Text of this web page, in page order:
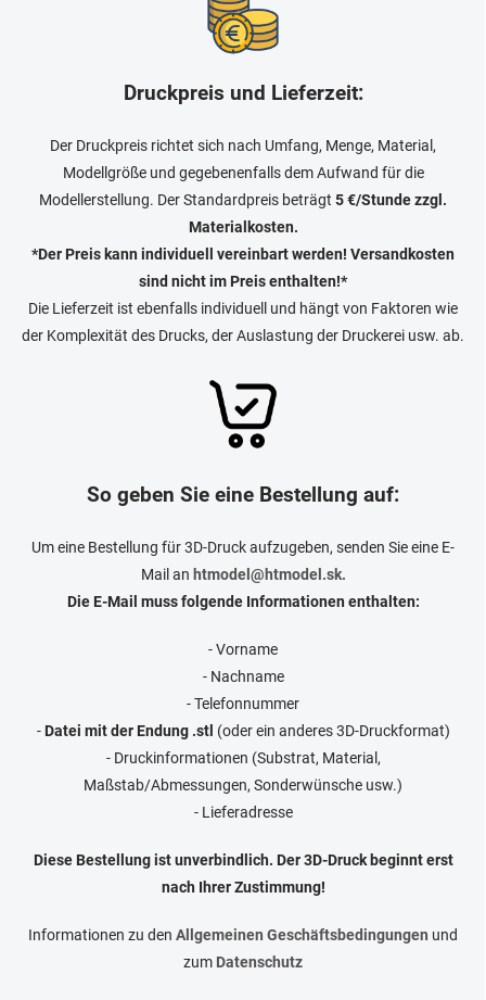
Druckpreis und Lieferzeit:
Der Druckpreis richtet sich nach Umfang, Menge, Material,
Modellgröße und gegebenenfalls dem Aufwand für die
Modellerstellung. Der Standardpreis beträgt 5 €/Stunde zzgl.
Materialkosten.
*Der Preis kann individuell vereinbart werden! Versandkosten
sind nicht im Preis enthalten!*
Die Lieferzeit ist ebenfalls individuell und hängt von Faktoren wie
der Komplexität des Drucks, der Auslastung der Druckerei usw. ab.
So geben Sie eine Bestellung auf:
Um eine Bestellung für 3D-Druck aufzugeben, senden Sie eine E-
Mail an htmodel@htmodel.sk.
Die E-Mail muss folgende Informationen enthalten:
- Vorname
- Nachname
- Telefonnummer
-Datei mit der Endung .stl (oder ein anderes 3D-Druckformat)
- Druckinformationen (Substrat, Material,
Maßstab/Abmessungen, Sonderwünsche usw.)
- Lieferadresse
Diese Bestellung ist unverbindlich. Der 3D-Druck beginnt erst
nach Ihrer Zustimmung!
Informationen zu den Allgemeinen Geschäftsbedingungen und
zum Datenschutz